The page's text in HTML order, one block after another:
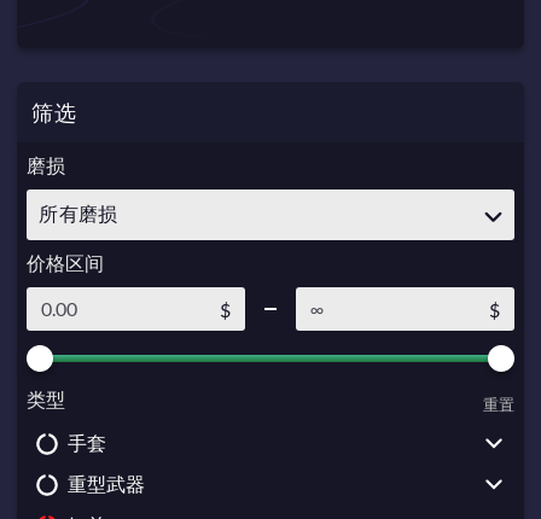
筛选
磨损
所有磨损
价格区间
$ $
类型 重置
手套
Driver Gloves
重型武器